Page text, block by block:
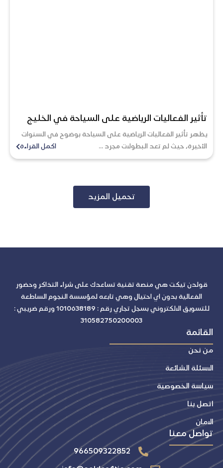
​​​​تأثير الفعاليات الرياضية على السياحة في الخليج
يظهر تأثير الفعاليات الرياضية على السياحة بوضوح في السنوات
الأخيرة، حيث لم تعد البطولات مجرد ...
اكمل القراءة
تحميل المزيد
قولدن تيكت هي منصة تقنية تساعدك على شراء التذاكر وحضور
الفعالية بدون اي احتيال وهي تابعه لمؤسسة النجوم الساطعة
للتسويق الالكتروني بسجل تجاري رقم : 1010638189 ورقم ضريبي :
310582750200003
القائمة
من نحن
الاسئلة الشائعة
سياسة الخصوصية
اتصل بنا
الامان
تواصل معنا
966509322852